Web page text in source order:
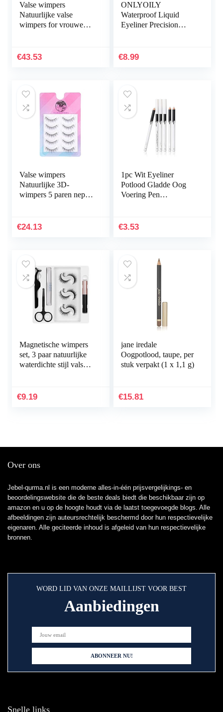
Valse wimpers
Natuurlijke valse
wimpers for vrouwen 5
wimpers Wispjes
€43.53
ONLYOILY
Waterproof Liquid
Eyeliner Precision
Langdurige make-up
€8.99
Valse wimpers
Natuurlijke 3D-
wimpers 5 paren nep
herbruikbare wimpers
€24.13
1pc Wit Eyeliner
Potlood Gladde Oog
Voering Pen
Schoonheid Tool
€3.53
Magnetische wimpers
set, 3 paar natuurlijke
waterdichte stijl valse
met…
€9.19
jane iredale
Oogpotlood, taupe, per
stuk verpakt (1 x 1,1 g)
€15.81
Over ons
Jebel-qurma.nl is een moderne alles-in-één prijsvergelijkings- en
beoordelingswebsite die de beste deals biedt die beschikbaar zijn op
amazon en u op de hoogte houdt via de laatst toegevoegde blogs. Alle
afbeeldingen zijn auteursrechtelijk beschermd door hun respectievelijke
eigenaren. Alle geciteerde inhoud is afgeleid van hun respectievelijke
bronnen.
WORD LID VAN ONZE MAILLIJST VOOR BEST
Aanbiedingen
Snelle links